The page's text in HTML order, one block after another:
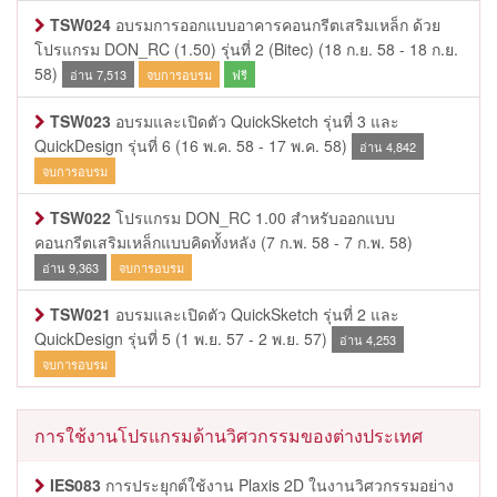
TSW024 อบรมการออกแบบอาคารคอนกรีตเสริมเหล็ก ด้วย
โปรแกรม DON_RC (1.50) รุ่นที่ 2 (Bitec) (18 ก.ย. 58 - 18 ก.ย.
58)
อ่าน 7,513 จบการอบรม ฟรี
TSW023 อบรมและเปิดตัว QuickSketch รุ่นที่ 3 และ
QuickDesign รุ่นที่ 6 (16 พ.ค. 58 - 17 พ.ค. 58)
อ่าน 4,842
จบการอบรม
TSW022 โปรแกรม DON_RC 1.00 สำหรับออกแบบ
คอนกรีตเสริมเหล็กแบบคิดทั้งหลัง (7 ก.พ. 58 - 7 ก.พ. 58)
อ่าน 9,363 จบการอบรม
TSW021 อบรมและเปิดตัว QuickSketch รุ่นที่ 2 และ
QuickDesign รุ่นที่ 5 (1 พ.ย. 57 - 2 พ.ย. 57)
อ่าน 4,253
จบการอบรม
การใช้งานโปรแกรมด้านวิศวกรรมของต่างประเทศ
IES083 การประยุกต์ใช้งาน Plaxis 2D ในงานวิศวกรรมอย่าง